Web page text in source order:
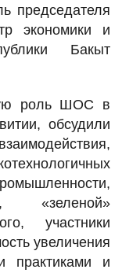
председателя
экономики и
Бакыт
роль ШОС в
обсудили
«зеленой»
участники
увеличения
практиками и